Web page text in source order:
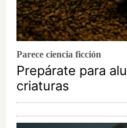
Parece ciencia ficción
Prepárate para
criaturas